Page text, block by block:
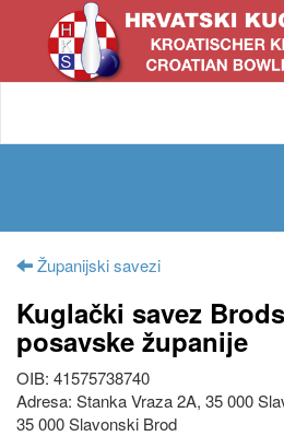
Županijski savezi
Kuglački savez
posavske županije
OIB: 41575738740
Adresa: Stanka Vraza 2A, 35 000
35 000 Slavonski Brod